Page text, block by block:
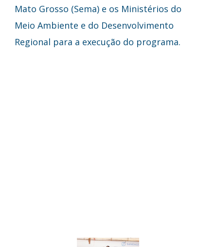
Mato Grosso (Sema) e os Ministérios do
Meio Ambiente e do Desenvolvimento
Regional para a execução do programa.